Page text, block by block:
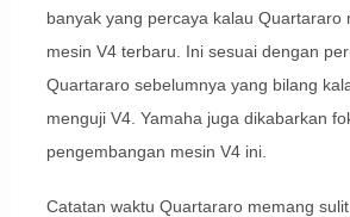
banyak yang percaya kalau Quartararo
mesin V4 terbaru. Ini sesuai dengan
Quartararo sebelumnya yang bilang
menguji V4. Yamaha juga dikabarkan
pengembangan mesin V4 ini.
Catatan waktu Quartararo memang